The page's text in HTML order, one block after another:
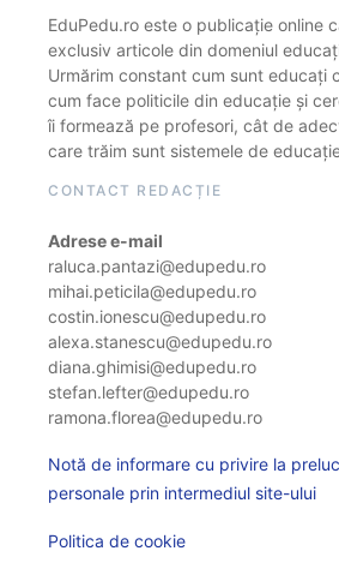
EduPedu.ro este o publicație online
exclusiv articole din domeniul
Urmărim constant cum sunt educați
cum face politicile din educație și
îi formează pe profesori, cât de
care trăim sunt sistemele de
CONTACT REDACȚIE
Adrese e-mail
raluca.pantazi@edupedu.ro
mihai.peticila@edupedu.ro
costin.ionescu@edupedu.ro
alexa.stanescu@edupedu.ro
diana.ghimisi@edupedu.ro
stefan.lefter@edupedu.ro
ramona.florea@edupedu.ro
Notă de informare cu privire la
personale prin intermediul site-ului
Politica de cookie